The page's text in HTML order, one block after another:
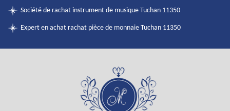
Société de rachat instrument de musique Tuchan 11350
Expert en achat rachat pièce de monnaie Tuchan 11350